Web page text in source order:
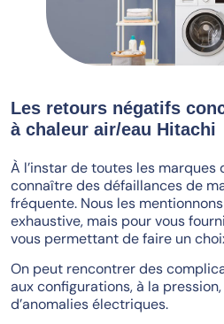
Les retours négatifs
à chaleur air/eau Hitachi
À l’instar de toutes les marques
connaître des défaillances de
fréquente. Nous les
exhaustive, mais pour vous
vous permettant de faire un
On peut rencontrer des
aux configurations, à la
d’anomalies électriques.